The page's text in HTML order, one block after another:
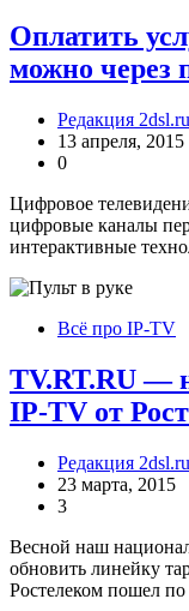
Оплатить
можно через
Редакция 2dsl.ru
13 апреля, 2015
0
Цифровое
цифровые каналы
интерактивные
Всё про IP-TV
TV.RT.RU —
IP-TV от
Редакция 2dsl.ru
23 марта, 2015
3
Весной наш
обновить линейку
Ростелеком пошел